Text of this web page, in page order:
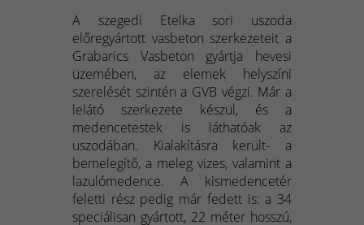
A szegedi Etelka sori uszoda
előregyártott vasbeton szerkezeteit a
Grabarics Vasbeton gyártja hevesi
üzemében, az elemek helyszíni
szerelését szintén a GVB végzi. Már a
lelátó szerkezete készül, és a
medencetestek is láthatóak az
uszodában. Kialakításra került- a
bemelegítő, a meleg vizes, valamint a
lazulómedence. A kismedencetér
feletti rész pedig már fedett is: a 34
speciálisan gyártott, 22 méter hosszú,